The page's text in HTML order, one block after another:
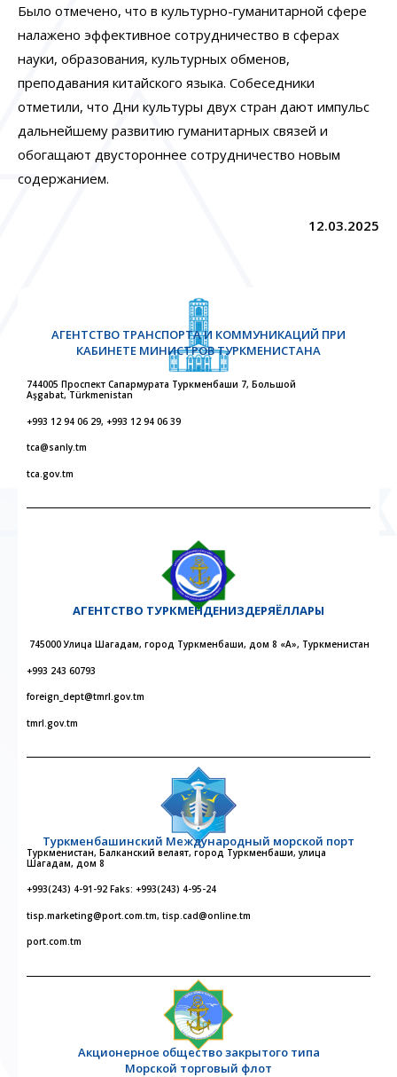
Было отмечено, что в культурно-гуманитарной сфере
налажено эффективное сотрудничество в сферах
науки, образования, культурных обменов,
преподавания китайского языка. Собеседники
отметили, что Дни культуры двух стран дают импульс
дальнейшему развитию гуманитарных связей и
обогащают двустороннее сотрудничество новым
содержанием.
12.03.2025
АГЕНТСТВО ТРАНСПОРТА И КОММУНИКАЦИЙ ПРИ
КАБИНЕТЕ МИНИСТРОВ ТУРКМЕНИСТАНА
744005 Проспект Сапармурата Туркменбаши 7, Большой
Aşgabat, Türkmenistan
+993 12 94 06 29, +993 12 94 06 39
tca@sanly.tm
tca.gov.tm
АГЕНТСТВО ТУРКМЕНДЕНИЗДЕРЯЁЛЛАРЫ
745000 Улица Шагадам, город Туркменбаши, дом 8 «А», Туркменистан
+993 243 60793
foreign_dept@tmrl.gov.tm
tmrl.gov.tm
Туркменбашинский Международный морской порт
Туркменистан, Балканский велаят, город Туркменбаши, улица
Шагадам, дом 8
+993(243) 4-91-92 Faks: +993(243) 4-95-24
tisp.marketing@port.com.tm, tisp.cad@online.tm
port.com.tm
Акционерное общество закрытого типа
Морской торговый флот